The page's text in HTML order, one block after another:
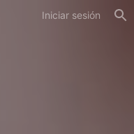
Iniciar sesión